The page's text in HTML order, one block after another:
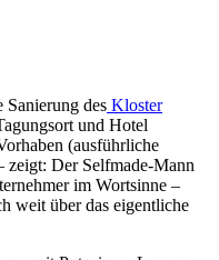
Sanierung des Kloster
und Hotel
(ausführliche
zeigt: Der Selfmade-Mann
im Wortsinne –
weit über das eigentliche